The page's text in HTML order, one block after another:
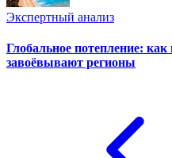
Экспертный анализ
Глобальное потепление:
завоёвывают регионы